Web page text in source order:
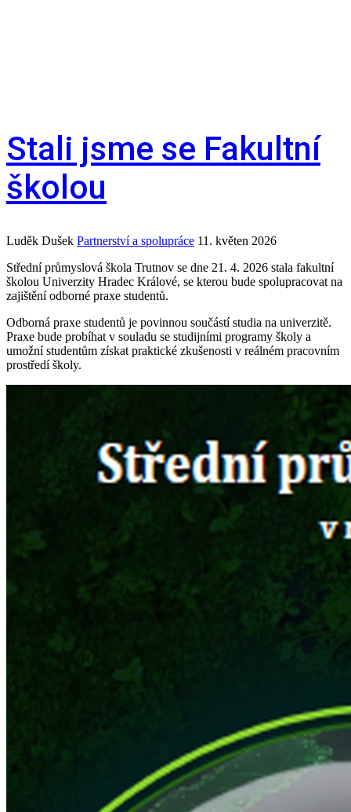
Stali jsme se Fakultní
školou
Luděk Dušek Partnerství a spolupráce 11. květen 2026
Střední průmyslová škola Trutnov se dne 21. 4. 2026 stala fakultní
školou Univerzity Hradec Králové, se kterou bude spolupracovat na
zajištění odborné praxe studentů.
Odborná praxe studentů je povinnou součástí studia na univerzitě.
Praxe bude probíhat v souladu se studijními programy školy a
umožní studentům získat praktické zkušenosti v reálném pracovním
prostředí školy.